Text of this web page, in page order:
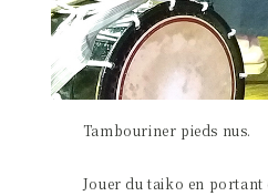
Tambouriner pieds nus.
Jouer du taiko en portant